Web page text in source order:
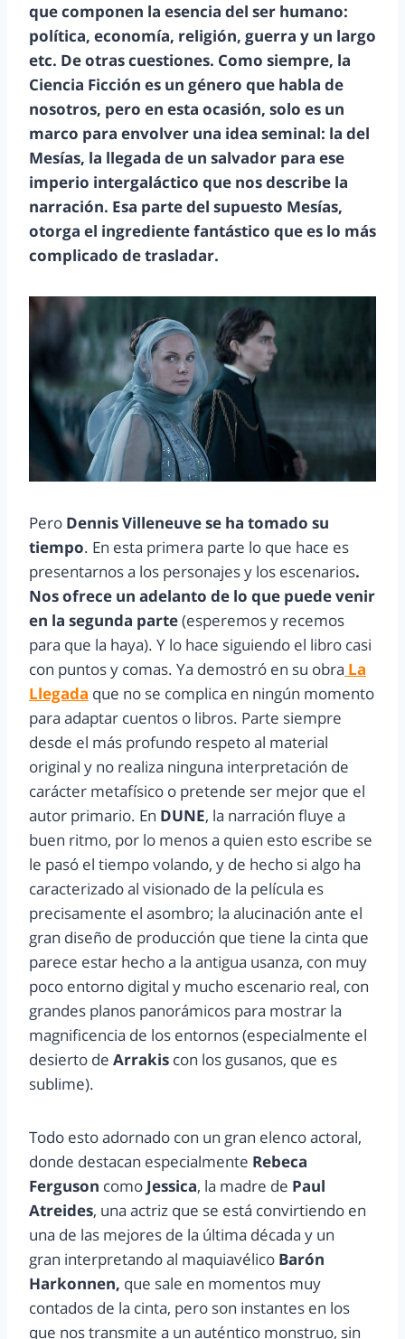
que componen la esencia del ser humano:
política, economía, religión, guerra y un largo
etc. De otras cuestiones. Como siempre, la
Ciencia Ficción es un género que habla de
nosotros, pero en esta ocasión, solo es un
marco para envolver una idea seminal: la del
Mesías, la llegada de un salvador para ese
imperio intergaláctico que nos describe la
narración. Esa parte del supuesto Mesías,
otorga el ingrediente fantástico que es lo más
complicado de trasladar.
Pero Dennis Villeneuve se ha tomado su
tiempo. En esta primera parte lo que hace es
presentarnos a los personajes y los escenarios.
Nos ofrece un adelanto de lo que puede venir
en la segunda parte(esperemos y recemos
para que la haya). Y lo hace siguiendo el libro casi
con puntos y comas. Ya demostró en su obra La
Llegada que no se complica en ningún momento
para adaptar cuentos o libros. Parte siempre
desde el más profundo respeto al material
original y no realiza ninguna interpretación de
carácter metafísico o pretende ser mejor que el
autor primario. En DUNE, la narración fluye a
buen ritmo, por lo menos a quien esto escribe se
le pasó el tiempo volando, y de hecho si algo ha
caracterizado al visionado de la película es
precisamente el asombro; la alucinación ante el
gran diseño de producción que tiene la cinta que
parece estar hecho a la antigua usanza, con muy
poco entorno digital y mucho escenario real, con
grandes planos panorámicos para mostrar la
magnificencia de los entornos (especialmente el
desierto de Arrakis con los gusanos, que es
sublime).
Todo esto adornado con un gran elenco actoral,
donde destacan especialmente Rebeca
Ferguson como Jessica, la madre de Paul
Atreides, una actriz que se está convirtiendo en
una de las mejores de la última década y un
gran interpretando al maquiavélico Barón
Harkonnen, que sale en momentos muy
contados de la cinta, pero son instantes en los
que nos transmite a un auténtico monstruo, sin